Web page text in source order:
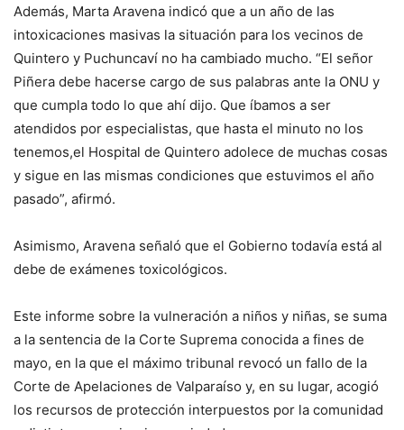
Además, Marta Aravena indicó que a un año de las
intoxicaciones masivas la situación para los vecinos de
Quintero y Puchuncaví no ha cambiado mucho. “El señor
Piñera debe hacerse cargo de sus palabras ante la ONU y
que cumpla todo lo que ahí dijo. Que íbamos a ser
atendidos por especialistas, que hasta el minuto no los
tenemos,el Hospital de Quintero adolece de muchas cosas
y sigue en las mismas condiciones que estuvimos el año
pasado”, afirmó.
Asimismo, Aravena señaló que el Gobierno todavía está al
debe de exámenes toxicológicos.
Este informe sobre la vulneración a niños y niñas, se suma
a la sentencia de la Corte Suprema conocida a fines de
mayo, en la que el máximo tribunal revocó un fallo de la
Corte de Apelaciones de Valparaíso y, en su lugar, acogió
los recursos de protección interpuestos por la comunidad